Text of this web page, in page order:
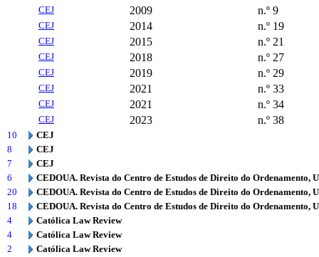
CEJ 2009 n.º 9
CEJ 2014 n.º 19
CEJ 2015 n.º 21
CEJ 2018 n.º 27
CEJ 2019 n.º 29
CEJ 2021 n.º 33
CEJ 2021 n.º 34
CEJ 2023 n.º 38
10
CEJ
8
CEJ
7
CEJ
6
CEDOUA. Revista do Centro de Estudos de Direito do Ordenamento,
20
CEDOUA. Revista do Centro de Estudos de Direito do Ordenamento,
18
CEDOUA. Revista do Centro de Estudos de Direito do Ordenamento,
4
Católica Law Review
4
Católica Law Review
2
Católica Law Review